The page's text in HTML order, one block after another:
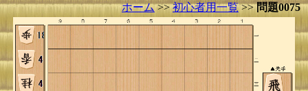
ホーム>>初心者用一覧>>問題0075